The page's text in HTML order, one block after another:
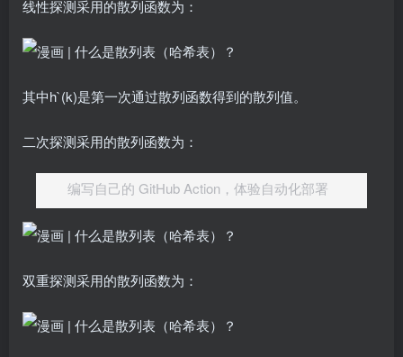
线性探测采用的散列函数为：
其中h`(k)是第一次通过散列函数得到的散列值。
二次探测采用的散列函数为：
编写自己的 GitHub Action，体验自动化部署
双重探测采用的散列函数为：